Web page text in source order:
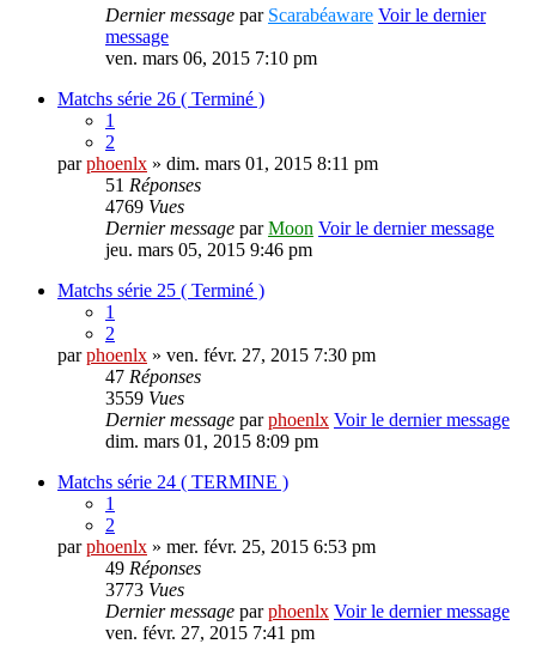
Dernier message par Scarabéaware Voir le dernier
message
ven. mars 06, 2015 7:10 pm
Matchs série 26 ( Terminé )
1
2
parphoenlx » dim. mars 01, 2015 8:11 pm
51 Réponses
4769 Vues
Dernier message parMoon Voir le dernier message
jeu. mars 05, 2015 9:46 pm
Matchs série 25 ( Terminé )
1
2
parphoenlx » ven. févr. 27, 2015 7:30 pm
47 Réponses
3559 Vues
Dernier message parphoenlx Voir le dernier message
dim. mars 01, 2015 8:09 pm
Matchs série 24 ( TERMINE )
1
2
parphoenlx » mer. févr. 25, 2015 6:53 pm
49 Réponses
3773 Vues
Dernier message parphoenlx Voir le dernier message
ven. févr. 27, 2015 7:41 pm